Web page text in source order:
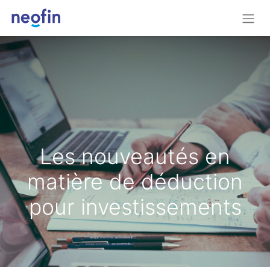
Les nouveautés en
matière de déduction
pour investissements